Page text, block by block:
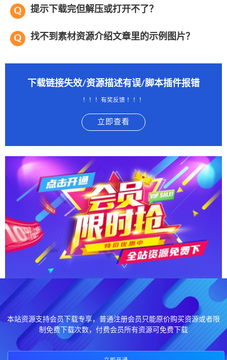
提示下载完但解压或打开不了？
找不到素材资源介绍文章里的示例图片？
下载链接失效/资源描述有误/脚本插件报错
！！！有奖反馈 ！！！
立即查看
本站资源支持会员下载专享，普通注册会员只能原价购买资源或者限
制免费下载次数，付费会员所有资源可免费下载